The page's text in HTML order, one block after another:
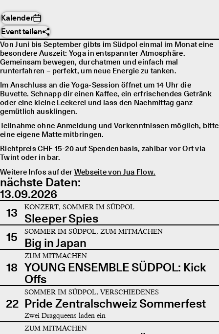
Kalender
Event teilen
Von Juni bis September gibts im Südpol einmal im Monat eine
besondere Auszeit: Yoga in entspannter Atmosphäre.
Gemeinsam bewegen, durchatmen und einfach mal
runterfahren – perfekt, um neue Energie zu tanken.
Im Anschluss an die Yoga-Session öffnet um 14 Uhr die
Buvette. Schnapp dir einen Kaffee, ein erfrischendes Getränk
oder eine kleine Leckerei und lass den Nachmittag ganz
gemütlich ausklingen.
Teilnahme ohne Anmeldung und Vorkenntnissen möglich, bitte
eine eigene Matte mitbringen.
Richtpreis CHF 15-20 auf Spendenbasis, zahlbar vor Ort via
Twint oder in bar.
Weitere Infos auf der Webseite von Jua Flow.
nächste Daten:
13.09.2026
13
KONZERT, SOMMER IM SÜDPOL
Sleeper Spies
15
SOMMER IM SÜDPOL, ZUM MITMACHEN
Big in Japan
18
ZUM MITMACHEN
YOUNG ENSEMBLE SÜDPOL: Kick
Offs
22
SOMMER IM SÜDPOL, VERSCHIEDENES
Pride Zentralschweiz Sommerfest
Zwei Dragqueens laden ein
ZUM MITMACHEN